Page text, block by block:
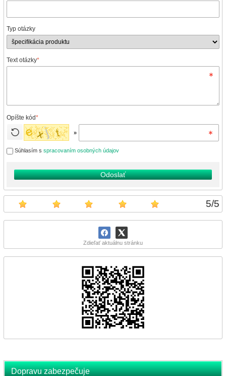
5/5
Zdieľať aktuálnu stránku
Dopravu zabezpečuje
Typ otázky
Text otázky*
Opíšte kód*
»
Súhlasím s spracovaním osobných údajov
Odoslať